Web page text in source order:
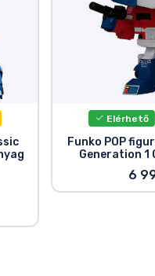
Elérhető
Funko POP
Generation 1
6